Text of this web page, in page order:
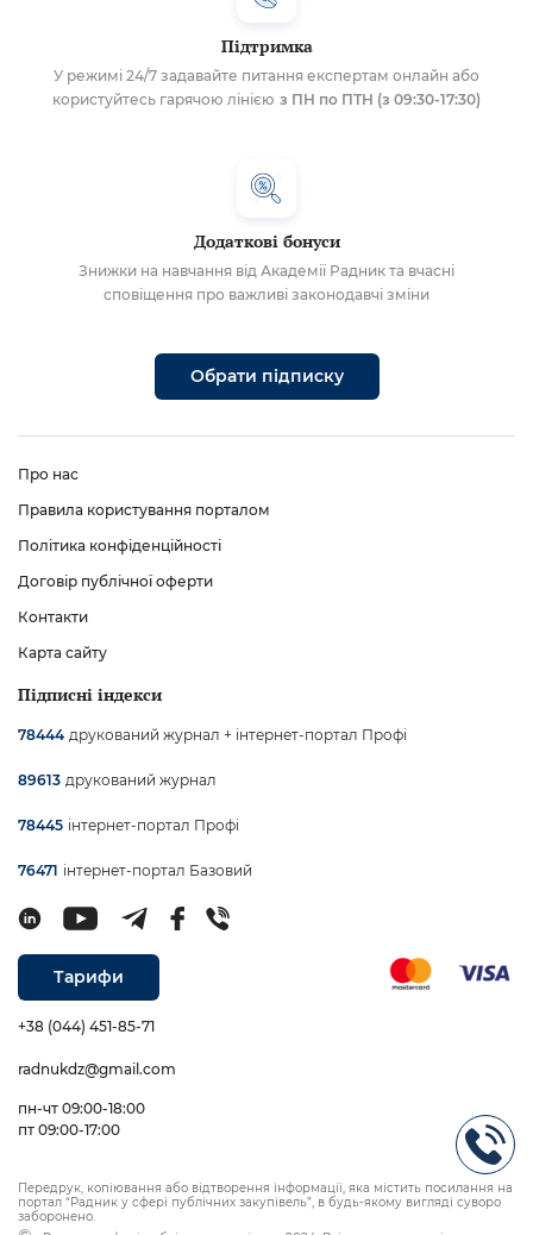
Підтримка
У режимі 24/7 задавайте питання експертам онлайн або
користуйтесь гарячою лінією з ПН по ПТН (з 09:30-17:30)
Додаткові бонуси
Знижки на навчання від Академії Радник та вчасні
сповіщення про важливі законодавчі зміни
Обрати підписку
Про нас
Правила користування порталом
Політика конфіденційності
Договір публічної оферти
Контакти
Карта сайту
Підписні індекси
78444 друкований журнал + інтернет-портал Профі
89613 друкований журнал
78445 інтернет-портал Профі
76471 інтернет-портал Базовий
Тарифи
+38 (044) 451-85-71
radnukdz@gmail.com
пн-чт 09:00-18:00
пт 09:00-17:00
Передрук, копіювання або відтворення інформації, яка містить посилання на
портал “Радник у сфері публічних закупівель”, в будь-якому вигляді суворо
заборонено.